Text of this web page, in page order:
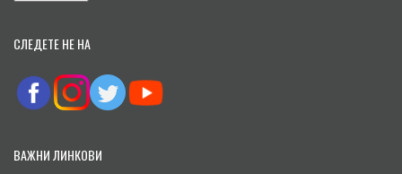
СЛЕДЕТЕ НЕ НА
ВАЖНИ ЛИНКОВИ